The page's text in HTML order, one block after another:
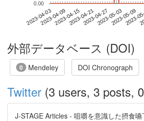
2023-04-032023-04-092023-04-152023-04-212023-04-272023-05-032023-05-09
2023-
0.00
外部データベース (DOI)
0 Mendeley DOI Chronograph
Twitter (3 users, 3 posts,
J-STAGE Articles - 咀嚼を意識した摂食